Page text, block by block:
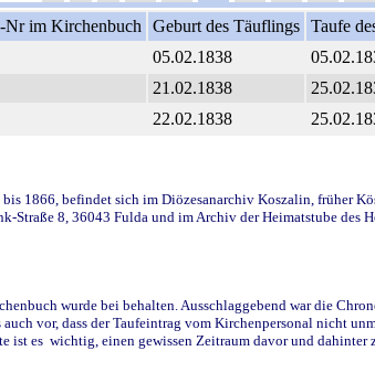
im Kirchenbuch Geburt des Täuflings Taufe
05.02.1838
21.02.1838
22.02.1838
1866, befindet sich im Diözesanarchiv Koszalin, früher
Straße 8, 36043 Fulda und im Archiv der Heimatstube
wurde bei behalten. Ausschlaggebend war die
vor, dass der Taufeintrag vom Kirchenpersonal nicht
ist es wichtig, einen gewissen Zeitraum davor und